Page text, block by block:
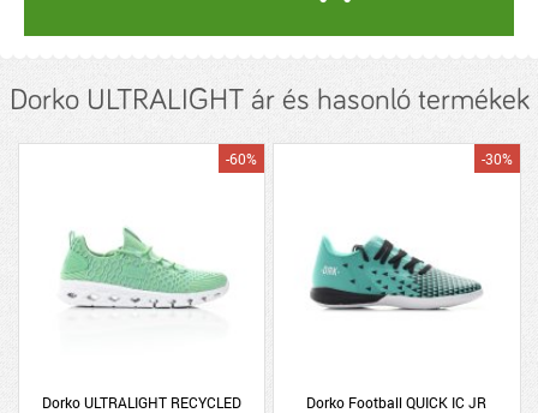
Dorko ULTRALIGHT ár és hasonló termékek
Dorko ULTRALIGHT RECYCLED
-60%
Dorko Football QUICK IC JR
-30%